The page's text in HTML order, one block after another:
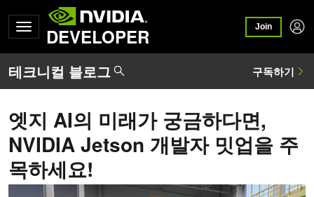
DEVELOPER Join
엣지 AI의 미래가 궁금하다면,
NVIDIA Jetson 개발자 밋업을 주
목하세요!